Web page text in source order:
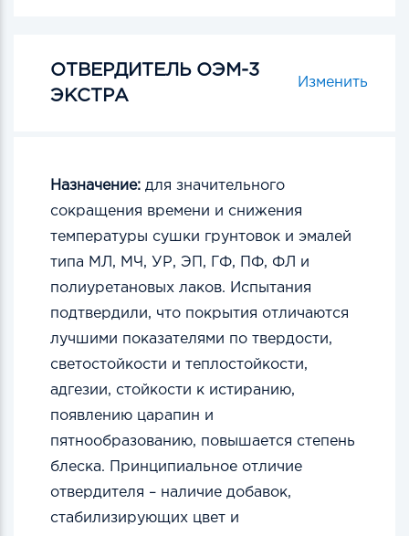
ОТВЕРДИТЕЛЬ ОЭМ-3
ЭКСТРА
Изменить
Назначение: для значительного
сокращения времени и снижения
температуры сушки грунтовок и эмалей
типа МЛ, МЧ, УР, ЭП, ГФ, ПФ, ФЛ и
полиуретановых лаков. Испытания
подтвердили, что покрытия отличаются
лучшими показателями по твердости,
светостойкости и теплостойкости,
адгезии, стойкости к истиранию,
появлению царапин и
пятнообразованию, повышается степень
блеска. Принципиальное отличие
отвердителя – наличие добавок,
стабилизирующих цвет и